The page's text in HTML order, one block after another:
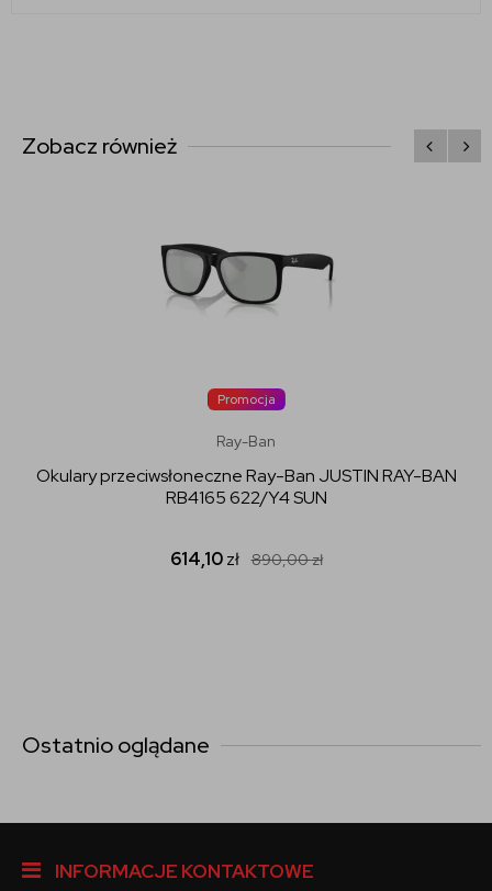
Zobacz również
Promocja
Ray-Ban
Okulary przeciwsłoneczne Ray-Ban JUSTIN RAY-BAN
RB4165 622/Y4 SUN
614,10zł 890,00zł
Ostatnio oglądane
INFORMACJE KONTAKTOWE